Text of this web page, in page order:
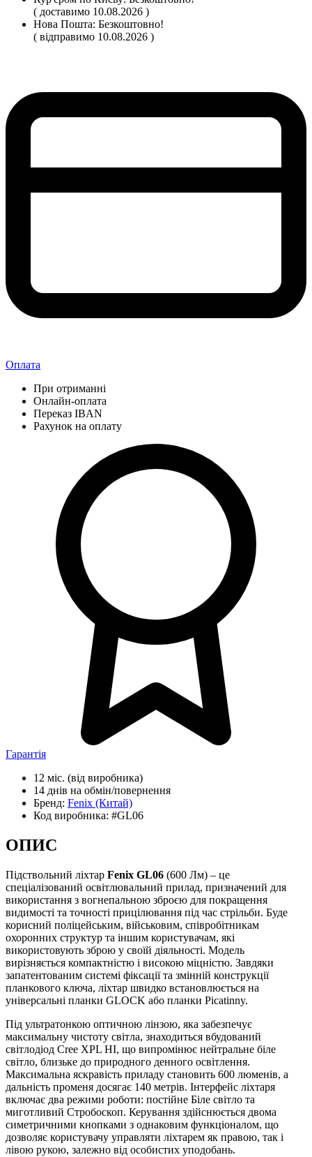
( доставимо 10.08.2026 )
Нова Пошта: Безкоштовно!
( відправимо 10.08.2026 )
Оплата
При отриманні
Онлайн-оплата
Переказ IBAN
Рахунок на оплату
Гарантія
12 міс. (від виробника)
14 днів на обмін/повернення
Бренд: Fenix (Китай)
Код виробника: #GL06
ОПИС
Підствольний ліхтар Fenix GL06 (600 Лм) – це
спеціалізований освітлювальний прилад, призначений для
використання з вогнепальною зброєю для покращення
видимості та точності прицілювання під час стрільби. Буде
корисний поліцейським, військовим, співробітникам
охоронних структур та іншим користувачам, які
використовують зброю у своїй діяльності. Модель
вирізняється компактністю і високою міцністю. Завдяки
запатентованим системі фіксації та змінній конструкції
планкового ключа, ліхтар швидко встановлюється на
універсальні планки GLOCK або планки Picatinny.
Під ультратонкою оптичною лінзою, яка забезпечує
максимальну чистоту світла, знаходиться вбудований
світлодіод Cree XPL HI, що випромінює нейтральне біле
світло, близьке до природного денного освітлення.
Максимальна яскравість приладу становить 600 люменів, а
дальність променя досягає 140 метрів. Інтерфейс ліхтаря
включає два режими роботи: постійне Біле світло та
миготливий Стробоскоп. Керування здійснюється двома
симетричними кнопками з однаковим функціоналом, що
дозволяє користувачу управляти ліхтарем як правою, так і
лівою рукою, залежно від особистих уподобань.